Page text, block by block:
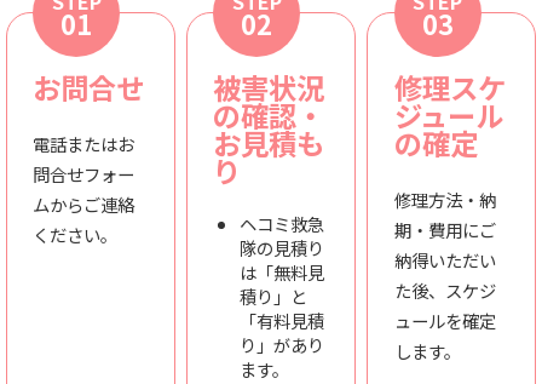
01
お問合せ
電話またはお
問合せフォー
ムからご連絡
ください。
02
被害状況
の確認・
お見積も
り
ヘコミ救急
隊の見積り
は「無料見
積り」と
「有料見積
り」があり
ます。
03
修理スケ
ジュール
の確定
修理方法・納
期・費用にご
納得いただい
た後、スケジ
ュールを確定
します。